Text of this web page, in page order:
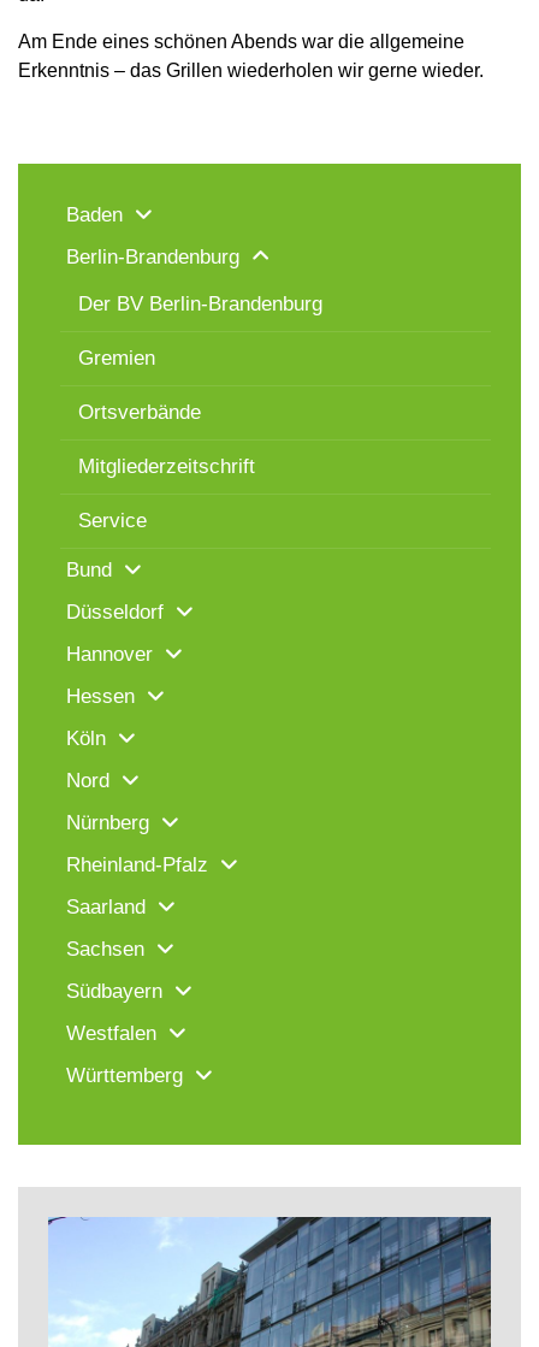
Am Ende eines schönen Abends war die allgemeine
Erkenntnis – das Grillen wiederholen wir gerne wieder.
Baden
Berlin-Brandenburg
Der BV Berlin-Brandenburg
Gremien
Ortsverbände
Mitgliederzeitschrift
Service
Bund
Düsseldorf
Hannover
Hessen
Köln
Nord
Nürnberg
Rheinland-Pfalz
Saarland
Sachsen
Südbayern
Westfalen
Württemberg